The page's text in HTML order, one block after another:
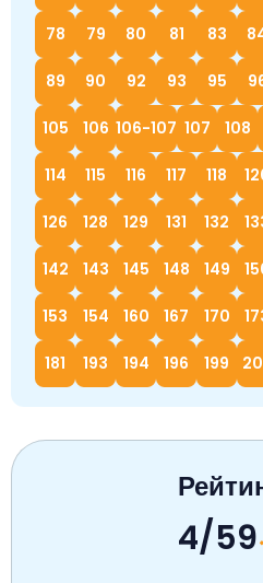
78 79 80 81 83
89 90 92 93 95
105 106 106-107 107 108
114 115 116 117 118
126 128 129 131 132
142 143 145 148 149
153 154 160 167 170
181 193 194 196 199
4/59